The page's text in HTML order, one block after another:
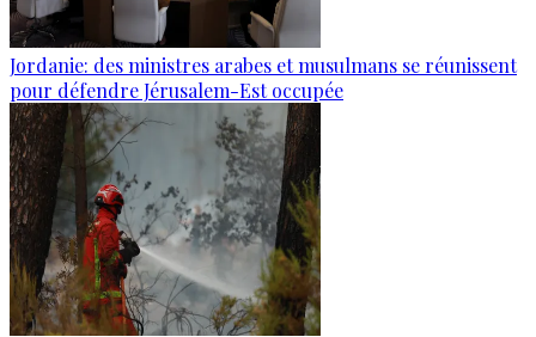
Jordanie: des ministres arabes et musulmans se réunissent
pour défendre Jérusalem-Est occupée